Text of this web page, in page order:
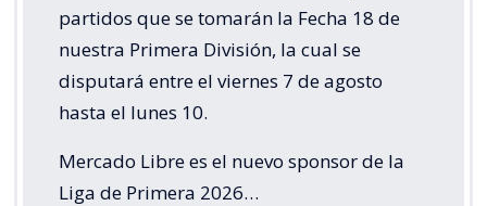
partidos que se tomarán la Fecha 18 de
nuestra Primera División, la cual se
disputará entre el viernes 7 de agosto
hasta el lunes 10.
Mercado Libre es el nuevo sponsor de la
Liga de Primera 2026…